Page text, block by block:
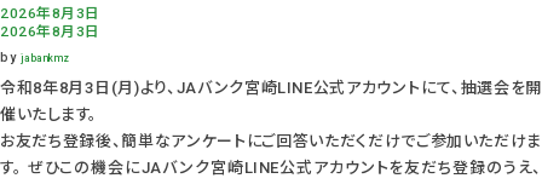
2026年8月3日
2026年8月3日
by jabankmz
令和8年8月3日(月)より、JAバンク宮崎LINE公式アカウントにて、抽選会を開
催いたします。
お友だち登録後、簡単なアンケートにご回答いただくだけでご参加いただけま
す。 ぜひこの機会にJAバンク宮崎LINE公式アカウントを友だち登録のうえ、